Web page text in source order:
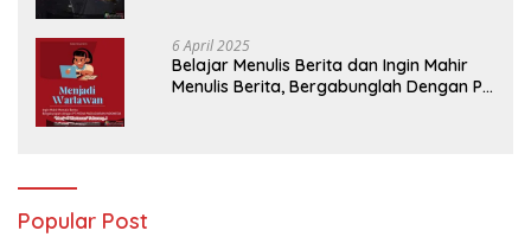
6 April 2025
Belajar Menulis Berita dan Ingin Mahir
Menulis Berita, Bergabunglah Dengan PT
Popular Post